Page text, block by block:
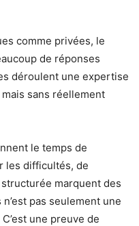
comme privées, le
de réponses
déroulent une expertise
sans réellement
le temps de
les difficultés, de
marquent des
pas seulement une
une preuve de